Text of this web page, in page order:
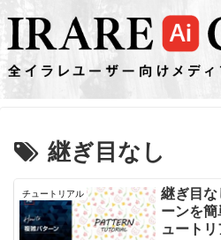
継ぎ目なし
チュートリアル
継ぎ目
ーンを
ュート